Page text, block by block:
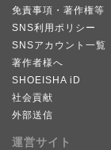
免責事項・著作権等
SNS利用ポリシー
SNSアカウント一覧
著作者様へ
SHOEISHA iD
社会貢献
外部送信
運営サイト